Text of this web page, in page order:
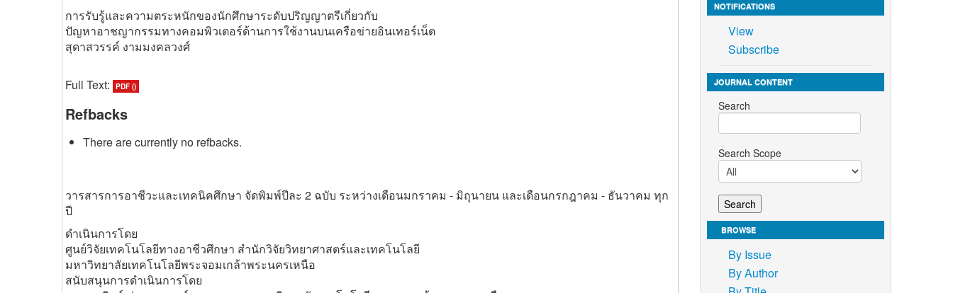
การรับรู้และความตระหนักของนักศึกษาระดับปริญญาตรีเกี่ยวกับ
ปัญหาอาชญากรรมทางคอมพิวเตอร์ด้านการใช้งานบนเครือข่ายอินเทอร์เน็ต
สุดาสวรรค์ งามมงคลวงศ์
Full Text: PDF ()
Refbacks
There are currently no refbacks.
วารสารการอาชีวะและเทคนิคศึกษา จัดพิมพ์ปีละ 2 ฉบับ ระหว่างเดือนมกราคม - มิถุนายน และเดือนกรกฎาคม - ธันวาคม ทุก
ปี
ดำเนินการโดย
ศูนย์วิจัยเทคโนโลยีทางอาชีวศึกษา สำนักวิจัยวิทยาศาสตร์และเทคโนโลยี
มหาวิทยาลัยเทคโนโลยีพระจอมเกล้าพระนครเหนือ
สนับสนุนการดำเนินการโดย
NOTIFICATIONS
View
Subscribe
JOURNAL CONTENT
Search
Search Scope
BROWSE
By Issue
By Author